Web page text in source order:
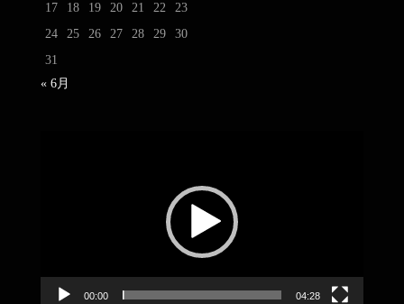
17
18 19 20 21 22
23
24
25 26 27 28 29
30
31
« 6月
00:00 04:28